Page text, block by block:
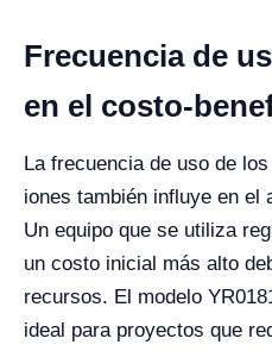
Frecuencia de
en el costo-
La frecuencia de uso de
iones también influye en el
Un equipo que se utiliza
un costo inicial más alto
recursos. El modelo
ideal para proyectos que